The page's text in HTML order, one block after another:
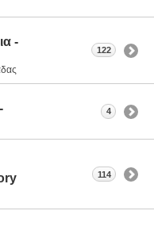
-
122
4
114